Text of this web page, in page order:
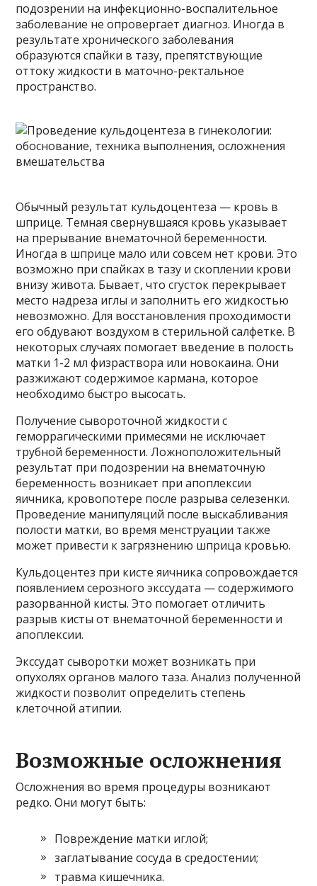
подозрении на инфекционно-воспалительное
заболевание не опровергает диагноз. Иногда в
результате хронического заболевания
образуются спайки в тазу, препятствующие
оттоку жидкости в маточно-ректальное
пространство.
Обычный результат кульдоцентеза — кровь в
шприце. Темная свернувшаяся кровь указывает
на прерывание внематочной беременности.
Иногда в шприце мало или совсем нет крови. Это
возможно при спайках в тазу и скоплении крови
внизу живота. Бывает, что сгусток перекрывает
место надреза иглы и заполнить его жидкостью
невозможно. Для восстановления проходимости
его обдувают воздухом в стерильной салфетке. В
некоторых случаях помогает введение в полость
матки 1-2 мл физраствора или новокаина. Они
разжижают содержимое кармана, которое
необходимо быстро высосать.
Получение сывороточной жидкости с
геморрагическими примесями не исключает
трубной беременности. Ложноположительный
результат при подозрении на внематочную
беременность возникает при апоплексии
яичника, кровопотере после разрыва селезенки.
Проведение манипуляций после выскабливания
полости матки, во время менструации также
может привести к загрязнению шприца кровью.
Кульдоцентез при кисте яичника сопровождается
появлением серозного экссудата — содержимого
разорванной кисты. Это помогает отличить
разрыв кисты от внематочной беременности и
апоплексии.
Экссудат сыворотки может возникать при
опухолях органов малого таза. Анализ полученной
жидкости позволит определить степень
клеточной атипии.
Возможные осложнения
Осложнения во время процедуры возникают
редко. Они могут быть:
Повреждение матки иглой;
заглатывание сосуда в средостении;
травма кишечника.